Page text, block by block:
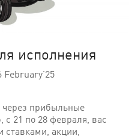
исполнения
February’25
через прибыльные
21 по 28 февраля, вас
акции,